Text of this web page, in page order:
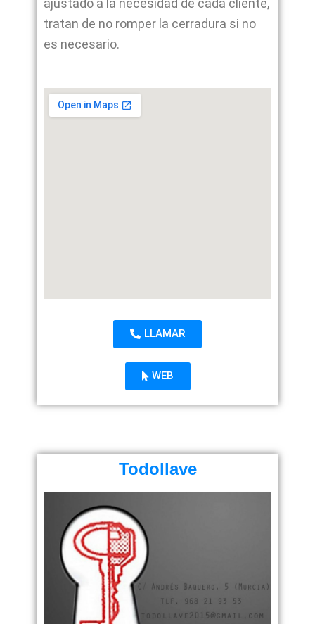
ajustado a la necesidad de cada cliente,
tratan de no romper la cerradura si no
es necesario.
LLAMAR
WEB
Todollave